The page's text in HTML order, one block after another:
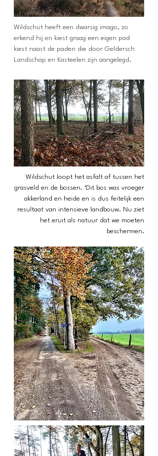
Wildschut heeft een dwarsig imago, zo
erkend hij en kiest graag een eigen pad
kiest naast de paden die door Geldersch
Landschap en Kasteelen zijn aangelegd.
Wildschut loopt het asfalt af tussen het
grasveld en de bossen. ‘Dit bos was vroeger
akkerland en heide en is dus feitelijk een
resultaat van intensieve landbouw. Nu ziet
het eruit als natuur dat we moeten
beschermen.